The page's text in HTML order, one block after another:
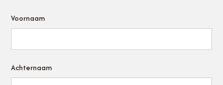
Voornaam
Achternaam